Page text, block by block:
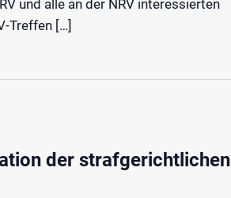
und alle an der NRV interessierten
Treffen […]
der strafgerichtlichen